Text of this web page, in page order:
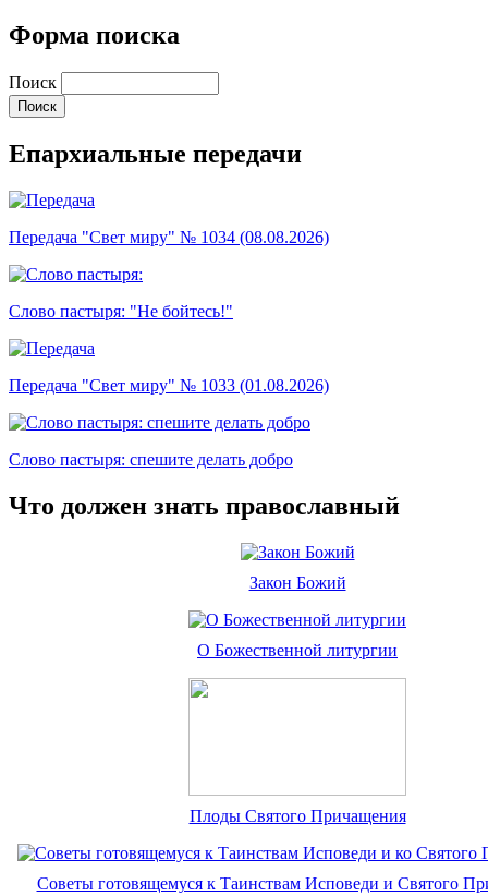
Форма поиска
Поиск
Епархиальные передачи
Передача "Свет миру" № 1034 (08.08.2026)
Слово пастыря: "Не бойтесь!"
Передача "Свет миру" № 1033 (01.08.2026)
Слово пастыря: спешите делать добро
Что должен знать православный
Закон Божий
О Божественной литургии
Плоды Святого Причащения
Советы готовящемуся к Таинствам Исповеди и Святого